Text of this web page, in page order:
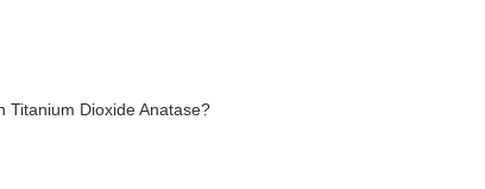
Titanium Dioxide Anatase?